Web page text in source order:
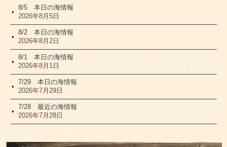
8/5 本日の海情報
2026年8月5日
8/2 本日の海情報
2026年8月2日
8/1 本日の海情報
2026年8月1日
7/29 本日の海情報
2026年7月29日
7/28 最近の海情報
2026年7月28日